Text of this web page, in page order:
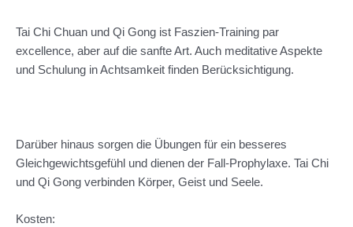
Tai Chi Chuan und Qi Gong ist Faszien-Training par
excellence, aber auf die sanfte Art. Auch meditative Aspekte
und Schulung in Achtsamkeit finden Berücksichtigung.
Darüber hinaus sorgen die Übungen für ein besseres
Gleichgewichtsgefühl und dienen der Fall-Prophylaxe. Tai Chi
und Qi Gong verbinden Körper, Geist und Seele.
Kosten: